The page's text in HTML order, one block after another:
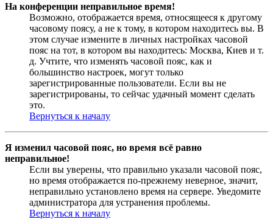
На конференции неправильное время!
Возможно, отображается время, относящееся к другому
часовому поясу, а не к тому, в котором находитесь вы. В
этом случае измените в личных настройках часовой
пояс на тот, в котором вы находитесь: Москва, Киев и т.
д. Учтите, что изменять часовой пояс, как и
большинство настроек, могут только
зарегистрированные пользователи. Если вы не
зарегистрированы, то сейчас удачный момент сделать
это.
Вернуться к началу
Я изменил часовой пояс, но время всё равно
неправильное!
Если вы уверены, что правильно указали часовой пояс,
но время отображается по-прежнему неверное, значит,
неправильно установлено время на сервере. Уведомите
администратора для устранения проблемы.
Вернуться к началу